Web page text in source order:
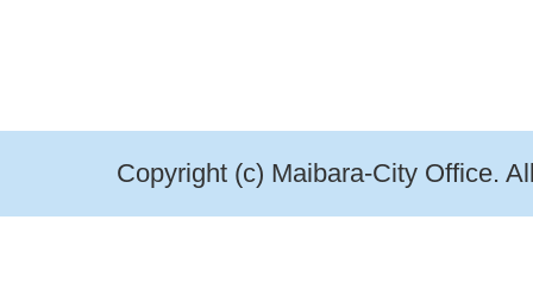
Copyright (c) Maibara-City Office.